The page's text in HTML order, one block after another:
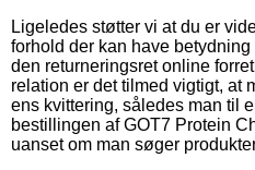
Ligeledes støtter vi at du er
forhold der kan have
den returneringsret online
relation er det tilmed vigtigt, at
ens kvittering, således man til
bestillingen af GOT7 Protein
uanset om man søger